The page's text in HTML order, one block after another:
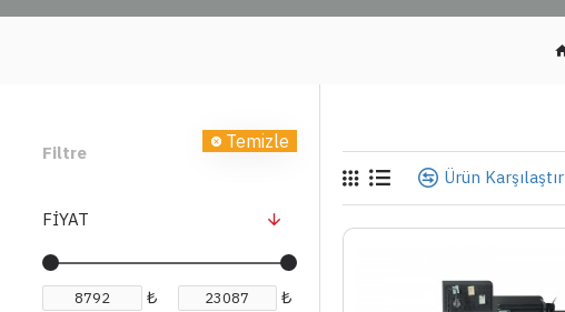
Filtre Temizle
FIYAT
₺ ₺
Ürün Karşılaştır